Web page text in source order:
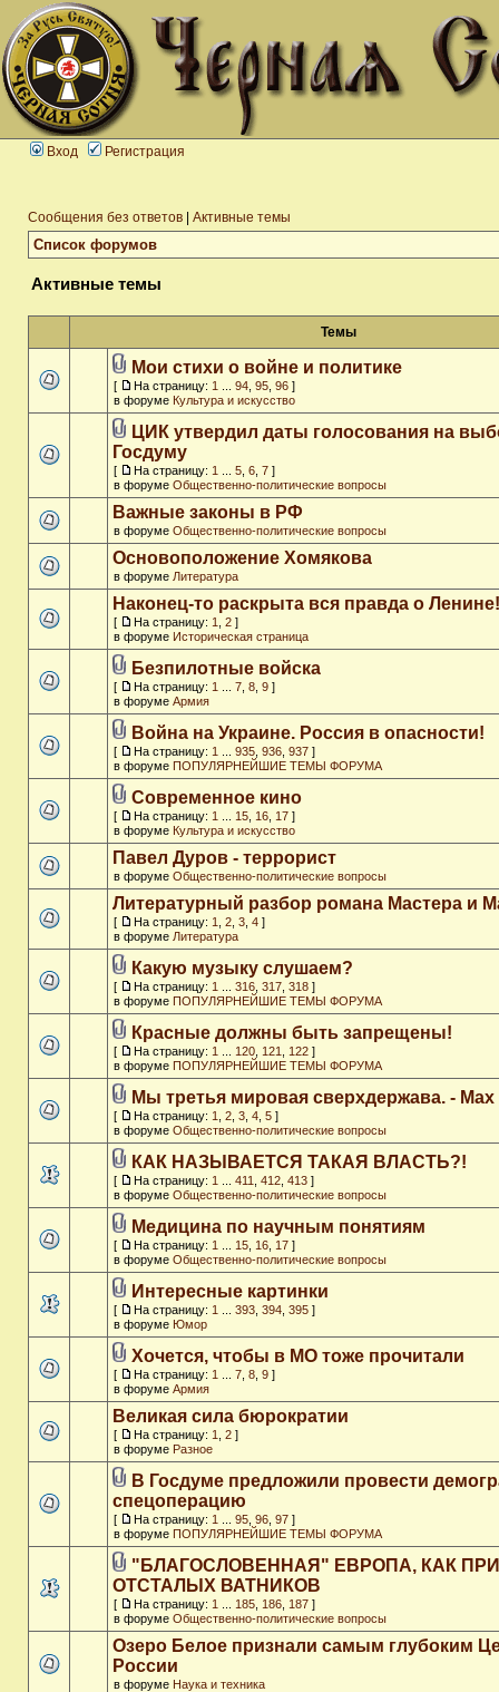
Вход Регистрация
Сообщения без ответов Активные темы
Список форумов
Активные темы
Темы
Мои стихи о войне и политике
[ На страницу: 1 94 95 96 ]
в форуме Культура и искусство
ЦИК утвердил даты голосования на
Госдуму
[ На страницу: 1 5 6 7 ]
в форуме Общественно-политические вопросы
Важные законы в РФ
в форуме Общественно-политические вопросы
Основоположение Хомякова
в форуме Литература
Наконец-то раскрыта вся правда о Ленине!
[ На страницу: 1 2 ]
в форуме Историческая страница
Безпилотные войска
[ На страницу: 1 7 8 9 ]
в форуме Армия
Война на Украине. Россия в опасности!
[ На страницу: 1 935 936 937 ]
в форуме ПОПУЛЯРНЕЙШИЕ ТЕМЫ ФОРУМА
Современное кино
[ На страницу: 1 15 16 17 ]
в форуме Культура и искусство
Павел Дуров - террорист
в форуме Общественно-политические вопросы
Литературный разбор романа Мастера и
[ На страницу: 1 2 3 4 ]
в форуме Литература
Какую музыку слушаем?
[ На страницу: 1 316 317 318 ]
в форуме ПОПУЛЯРНЕЙШИЕ ТЕМЫ ФОРУМА
Красные должны быть запрещены!
[ На страницу: 1 120 121 122 ]
в форуме ПОПУЛЯРНЕЙШИЕ ТЕМЫ ФОРУМА
Мы третья мировая сверхдержава. - Max
[ На страницу: 1 2 3 4 5 ]
в форуме Общественно-политические вопросы
КАК НАЗЫВАЕТСЯ ТАКАЯ ВЛАСТЬ?!
[ На страницу: 1 411 412 413 ]
в форуме Общественно-политические вопросы
Медицина по научным понятиям
[ На страницу: 1 15 16 17 ]
в форуме Общественно-политические вопросы
Интересные картинки
[ На страницу: 1 393 394 395 ]
в форуме Юмор
Хочется, чтобы в МО тоже прочитали
[ На страницу: 1 7 8 9 ]
в форуме Армия
Великая сила бюрократии
[ На страницу: 1 2 ]
в форуме Разное
В Госдуме предложили провести
спецоперацию
[ На страницу: 1 95 96 97 ]
в форуме ПОПУЛЯРНЕЙШИЕ ТЕМЫ ФОРУМА
"БЛАГОСЛОВЕННАЯ" ЕВРОПА, КАК
ОТСТАЛЫХ ВАТНИКОВ
[ На страницу: 1 185 186 187 ]
в форуме Общественно-политические вопросы
Озеро Белое признали самым глубоким
России
в форуме Наука и техника